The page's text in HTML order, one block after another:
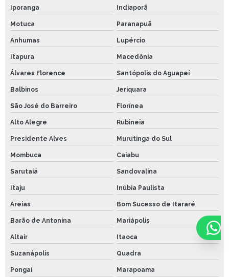
Iporanga Indiaporã
Motuca Paranapuã
Anhumas Lupércio
Itapura Macedônia
Álvares Florence Santópolis do Aguapeí
Balbinos Jeriquara
São José do Barreiro Florínea
Alto Alegre Rubineia
Presidente Alves Murutinga do Sul
Mombuca Caiabu
Sarutaiá Sandovalina
Itaju Inúbia Paulista
Areias Bom Sucesso de Itararé
Barão de Antonina Mariápolis
Altair Itaoca
Suzanápolis Quadra
Pongaí Marapoama